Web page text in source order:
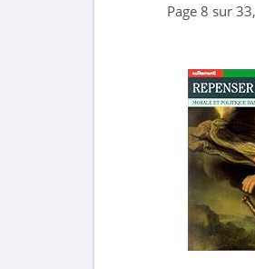
Page 8 sur